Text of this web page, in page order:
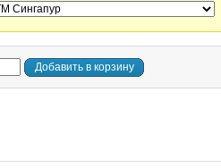
Добавить в корзину